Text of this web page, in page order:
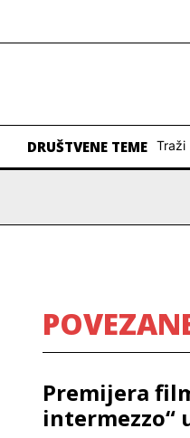
DRUŠTVENE TEME Traži
Premijera
intermezzo“